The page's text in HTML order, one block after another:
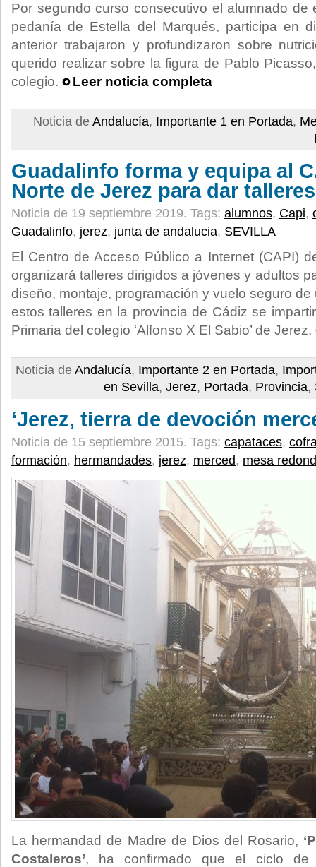
Por segundo curso consecutivo el alumnado de
pedanía de Estella del Marqués, participa en
anterior trabajaron y profundizaron sobre
querido realizar sobre la figura de Pablo
colegio.
Leer noticia completa
Noticia de Andalucía, Importante 1 en Portada,
Guadalinfo forma y equipa al
Norte de Jerez para dar
Noticia de 19 septiembre 2019. Tags: alumnos, Capi,
Guadalinfo, jerez, junta de andalucia, SEVILLA
El Centro de Acceso Público a Internet (CAPI)
organizará talleres dirigidos a jóvenes y adultos
diseño, montaje, programación y vuelo seguro
estos talleres en la provincia de Cádiz se
Primaria del colegio ‘Alfonso X El Sabio’ de Jerez.
Noticia de Andalucía, Importante 2 en Portada,
en Sevilla, Jerez, Portada, Provincia,
‘Jerez, tierra de devoción
Noticia de 15 septiembre 2015. Tags: capataces,
formación, hermandades, jerez, merced, mesa
La hermandad de Madre de Dios del Rosario,
Costaleros’, ha confirmado que el ciclo de